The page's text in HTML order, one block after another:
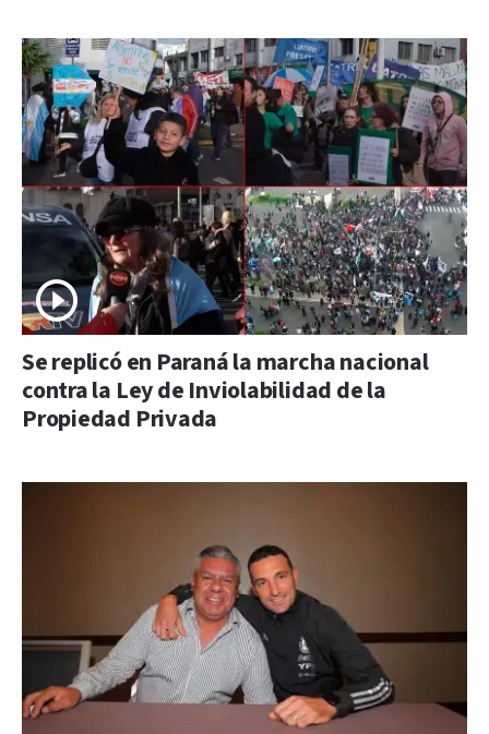
Se replicó en Paraná la marcha nacional
contra la Ley de Inviolabilidad de la
Propiedad Privada